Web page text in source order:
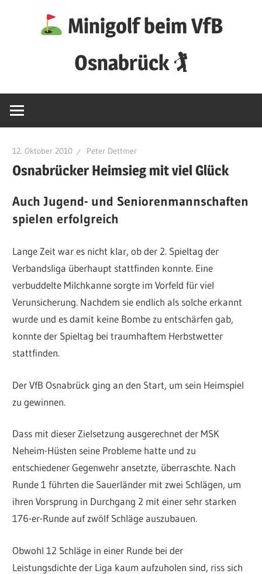
Minigolf beim VfB
Osnabrück 🏌
12. Oktober 2010 Peter Dettmer
Osnabrücker Heimsieg mit viel Glück
Auch Jugend- und Seniorenmannschaften
spielen erfolgreich
Lange Zeit war es nicht klar, ob der 2. Spieltag der
Verbandsliga überhaupt stattfinden konnte. Eine
verbuddelte Milchkanne sorgte im Vorfeld für viel
Verunsicherung. Nachdem sie endlich als solche erkannt
wurde und es damit keine Bombe zu entschärfen gab,
konnte der Spieltag bei traumhaftem Herbstwetter
stattfinden.
Der VfB Osnabrück ging an den Start, um sein Heimspiel
zu gewinnen.
Dass mit dieser Zielsetzung ausgerechnet der MSK
Neheim-Hüsten seine Probleme hatte und zu
entschiedener Gegenwehr ansetzte, überraschte. Nach
Runde 1 führten die Sauerländer mit zwei Schlägen, um
ihren Vorsprung in Durchgang 2 mit einer sehr starken
176-er-Runde auf zwölf Schläge auszubauen.
Obwohl 12 Schläge in einer Runde bei der
Leistungsdichte der Liga kaum aufzuholen sind, riss sich